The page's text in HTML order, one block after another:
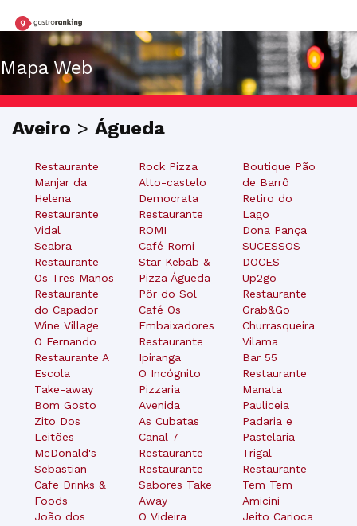
Mapa Web
Aveiro > Águeda
Restaurante
Manjar da
Helena
Restaurante
Vidal
Seabra
Restaurante
Os Tres Manos
Restaurante
do Capador
Wine Village
O Fernando
Restaurante A
Escola
Take-away
Bom Gosto
Zito Dos
Leitões
McDonald's
Sebastian
Cafe Drinks &
Foods
João dos
Rock Pizza
Alto-castelo
Democrata
Restaurante
ROMI
Café Romi
Star Kebab &
Pizza Águeda
Pôr do Sol
Café Os
Embaixadores
Restaurante
Ipiranga
O Incógnito
Pizzaria
Avenida
As Cubatas
Canal 7
Restaurante
Restaurante
Sabores Take
Away
O Videira
Boutique Pão
de Barrô
Retiro do
Lago
Dona Pança
SUCESSOS
DOCES
Up2go
Restaurante
Grab&Go
Churrasqueira
Vilama
Bar 55
Restaurante
Manata
Pauliceia
Padaria e
Pastelaria
Trigal
Restaurante
Tem Tem
Amicini
Jeito Carioca